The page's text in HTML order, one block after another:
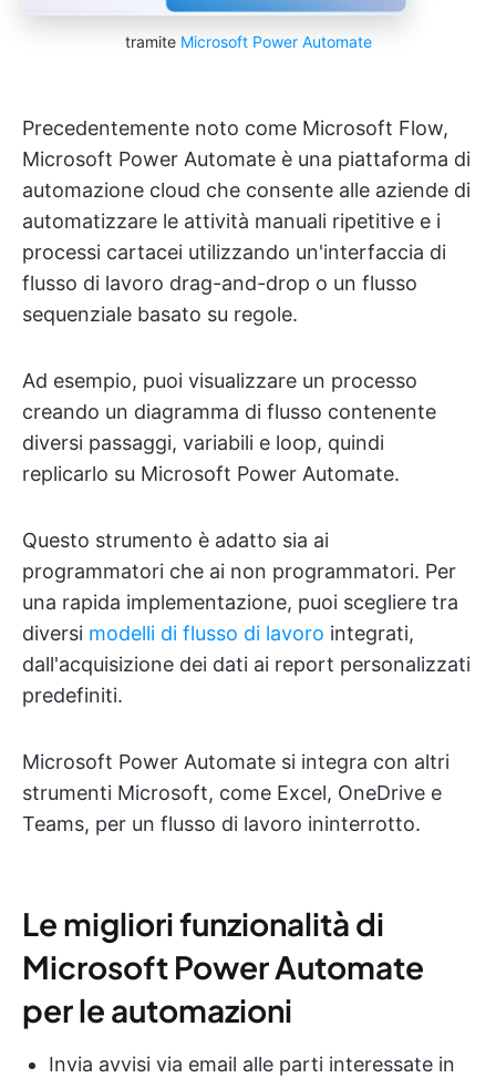
tramite Microsoft Power Automate
Precedentemente noto come Microsoft Flow,
Microsoft Power Automate è una piattaforma di
automazione cloud che consente alle aziende di
automatizzare le attività manuali ripetitive e i
processi cartacei utilizzando un'interfaccia di
flusso di lavoro drag-and-drop o un flusso
sequenziale basato su regole.
Ad esempio, puoi visualizzare un processo
creando un diagramma di flusso contenente
diversi passaggi, variabili e loop, quindi
replicarlo su Microsoft Power Automate.
Questo strumento è adatto sia ai
programmatori che ai non programmatori. Per
una rapida implementazione, puoi scegliere tra
diversi modelli di flusso di lavoro integrati,
dall'acquisizione dei dati ai report personalizzati
predefiniti.
Microsoft Power Automate si integra con altri
strumenti Microsoft, come Excel, OneDrive e
Teams, per un flusso di lavoro ininterrotto.
Le migliori funzionalità di
Microsoft Power Automate
per le automazioni
Invia avvisi via email alle parti interessate in